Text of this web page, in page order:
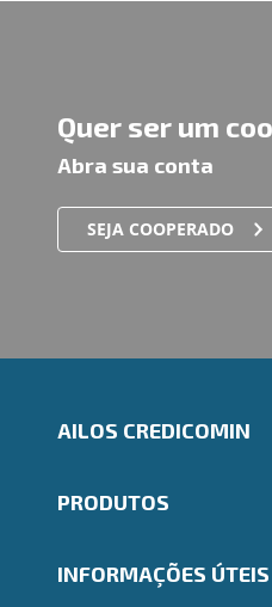
Quer ser um
Abra sua conta
SEJA COOPERADO
AILOS CREDICOMIN
Indique um amigo
Trabalhe Conosco
Ailos Educação
PRODUTOS
Consórcios
INFORMAÇÕES ÚTEIS